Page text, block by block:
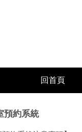
回首頁
預約系統